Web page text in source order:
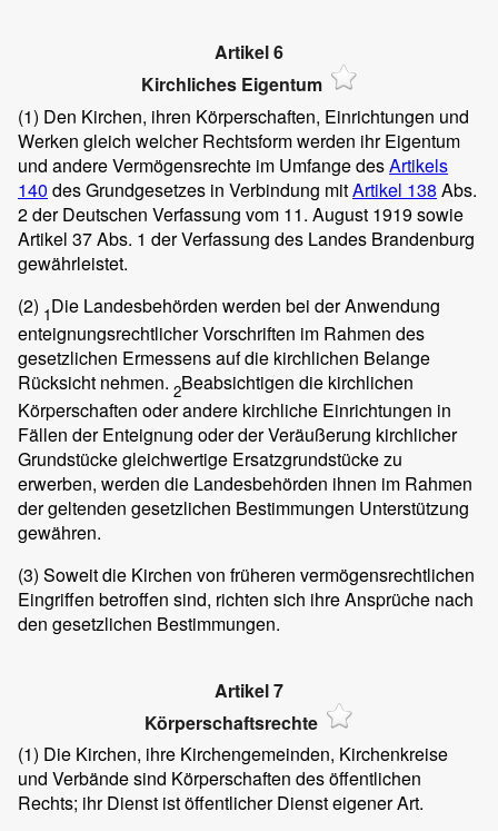
Artikel 6
Kirchliches Eigentum
(1) Den Kirchen, ihren Körperschaften, Einrichtungen und
Werken gleich welcher Rechtsform werden ihr Eigentum
und andere Vermögensrechte im Umfange desArtikels
140 des Grundgesetzes in Verbindung mitArtikel 138 Abs.
2 der Deutschen Verfassung vom 11. August 1919 sowie
Artikel 37 Abs. 1 der Verfassung des Landes Brandenburg
gewährleistet.
(2) 1Die Landesbehörden werden bei der Anwendung
enteignungsrechtlicher Vorschriften im Rahmen des
gesetzlichen Ermessens auf die kirchlichen Belange
Rücksicht nehmen. 2Beabsichtigen die kirchlichen
Körperschaften oder andere kirchliche Einrichtungen in
Fällen der Enteignung oder der Veräußerung kirchlicher
Grundstücke gleichwertige Ersatzgrundstücke zu
erwerben, werden die Landesbehörden ihnen im Rahmen
der geltenden gesetzlichen Bestimmungen Unterstützung
gewähren.
(3) Soweit die Kirchen von früheren vermögensrechtlichen
Eingriffen betroffen sind, richten sich ihre Ansprüche nach
den gesetzlichen Bestimmungen.
Artikel 7
Körperschaftsrechte
(1) Die Kirchen, ihre Kirchengemeinden, Kirchenkreise
und Verbände sind Körperschaften des öffentlichen
Rechts; ihr Dienst ist öffentlicher Dienst eigener Art.